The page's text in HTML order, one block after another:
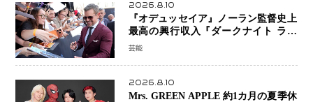
2026.8.10
『オデュッセイア』ノーラン監督史上
最高の興行収入『ダークナイト ライ
ジング』超え、世界で11億ドル突破
芸能
2026.8.10
Mrs. GREEN APPLE 約1カ月の夏季休